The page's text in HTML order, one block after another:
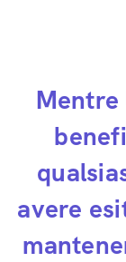
Mentre
avere